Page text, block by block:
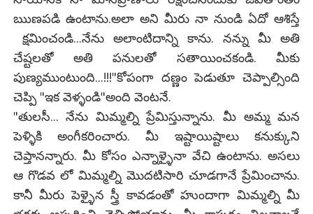
ఋణపడి ఉంటాను.అలా అని మీరు నా నుండి ఏదో ఆశిస్తే
క్షమించండి...నేను అలాంటిదాన్ని కాను. నన్ను మీ అతి
చేష్టలతో అతి పనులతో సతాయించకండి. మీకు
పుణ్యముంటుంది...!!!"కోపంగా దణ్ణం పెడుతూ చెప్పాల్సింది
చెప్పి "ఇక వెళ్ళండి"అంది వెంటనే.
"తులసీ... నేను మిమ్మల్ని ప్రేమిస్తున్నాను. మీ అమ్మ మన
పెళ్ళికి అంగీకరించారు. మీ ఇష్టాయిష్టాలు కనుక్కుని
చెప్తానన్నారు. మీ కోసం ఎన్నాళ్ళైనా వేచి ఉంటాను. అసలు
ఆ గొడవ లో మిమ్మల్ని మొదటిసారి చూడగానే ప్రేమించాను.
కానీ మీరు పెళ్ళైన స్త్రీ కావడంతో హుందాగా మిమ్మల్ని మీ